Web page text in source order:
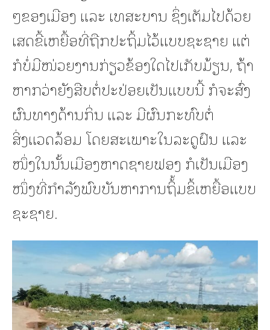
ໆຂອງເມືອງ ແລະ ເທສະບານ ຊຶ່ງເຕັມໄປດ້ວຍ
ເສດຂີ້ເຫຍື້ອທີ່ຖືກປະຖິ້ມໄວ້ແບບຊະຊາຍ ແຕ່
ກໍບໍ່ມີໜ່ວຍງານກ່ຽວຂ້ອງໃດໄປເກັບມ້ຽນ, ຖ້າ
ຫາກວ່າຍັງສືບຕໍ່ປະປ່ອຍເປັນແບບນີ້ ກໍຈະສົ່ງ
ຜົນທາງດ້ານກິ່ນ ແລະ ມີຜົນກະທົບຕໍ່
ສິ່ງແວດລ້ອມ ໂດຍສະເພາະໃນລະດູຝົນ ແລະ
ໜຶ່ງໃນນັ້ນເມືອງຫາດຊາຍຟອງ ກໍເປັນເມືອງ
ໜຶ່ງທີ່ກໍາລັງພົບບັນຫາການຖິ້້ມຂິ້ເຫຍື້ອແບບ
ຊະຊາຍ.